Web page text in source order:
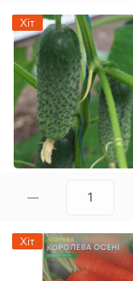
Хіт
Хіт